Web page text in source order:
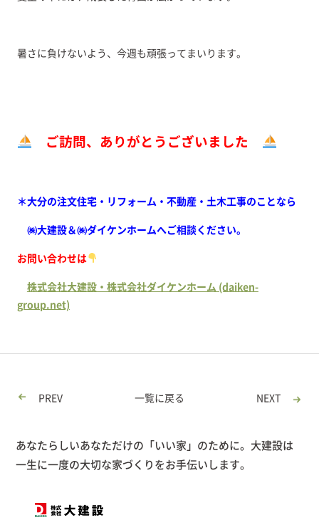
暑さに負けないよう、今週も頑張ってまいります。
ご訪問、ありがとうございました
＊大分の注文住宅・リフォーム・不動産・土木工事のことなら
㈱大建設＆㈱ダイケンホームへご相談ください。
お問い合わせは
株式会社大建設・株式会社ダイケンホーム (daiken-
group.net)
PREV 一覧に戻る NEXT
あなたらしいあなただけの「いい家」のために。大建設は
一生に一度の大切な家づくりをお手伝いします。